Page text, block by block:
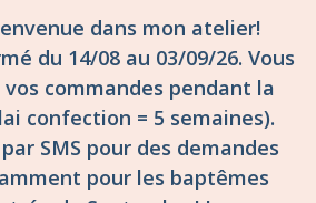
dans mon atelier!
du 14/08 au 03/09/26. Vous
vos commandes pendant la
confection = 5 semaines).
SMS pour des demandes
pour les baptêmes